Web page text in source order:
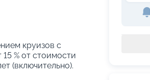
круизов с
% от стоимости
(включительно).